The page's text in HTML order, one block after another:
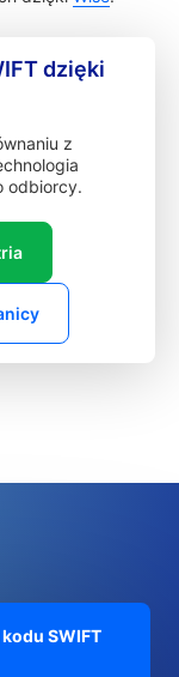
dzięki
z
odbiorcy.
SWIFT